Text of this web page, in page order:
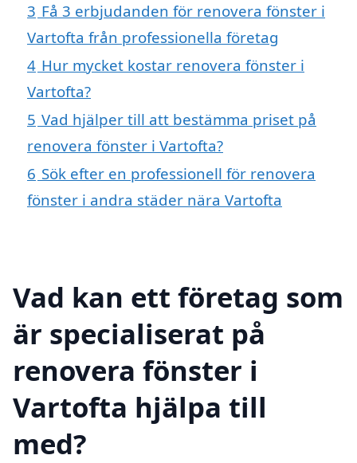
3 Få 3 erbjudanden för renovera fönster i
Vartofta från professionella företag
4 Hur mycket kostar renovera fönster i
Vartofta?
5 Vad hjälper till att bestämma priset på
renovera fönster i Vartofta?
6 Sök efter en professionell för renovera
fönster i andra städer nära Vartofta
Vad kan ett företag som
är specialiserat på
renovera fönster i
Vartofta hjälpa till
med?